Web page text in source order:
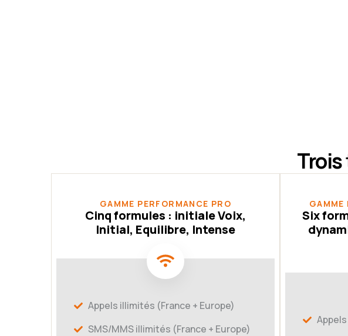
GAMME PERFORMANCE PRO
Cinq formules : initiale Voix,
Initial, Equilibre, Intense
Appels illimités (France + Europe)
SMS/MMS illimités (France + Europe)
GAMME
Six